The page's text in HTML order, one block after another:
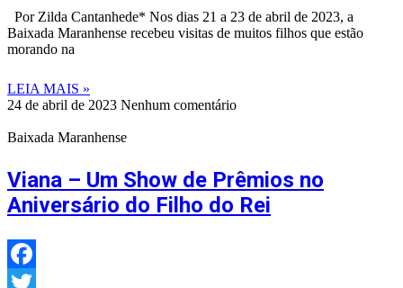
Telegram
Por Zilda Cantanhede* Nos dias 21 a 23 de abril de 2023, a
Baixada Maranhense recebeu visitas de muitos filhos que estão
morando na
LEIA MAIS »
24 de abril de 2023 Nenhum comentário
Baixada Maranhense
Viana – Um Show de Prêmios no
Aniversário do Filho do Rei
Facebook